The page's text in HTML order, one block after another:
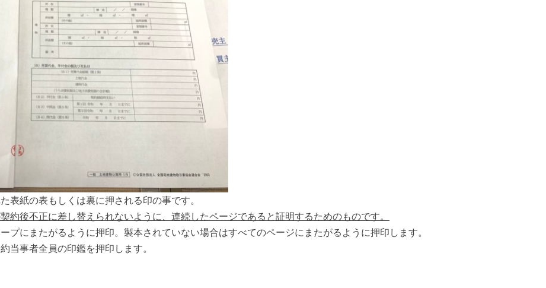
表紙の表もしくは裏に押される印の事です。
約後不正に差し替えられないように、連続したページであると証明するためのものです。
プにまたがるように押印。製本されていない場合はすべてのページにまたがるように押印します。
当事者全員の印鑑を押印します。